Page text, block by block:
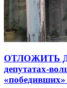
ОТЛОЖИТЬ
депутатах-